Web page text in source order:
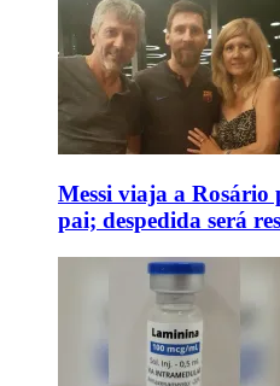
Messi viaja a Rosário
pai; despedida será